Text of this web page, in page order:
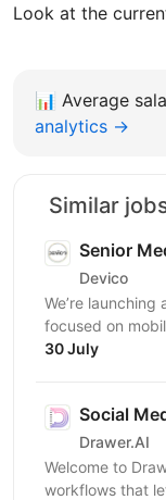
Look at the
📊 Average
analytics →
Similar
Senior
Devico
We’re
focused on
acquisition. Our
30 July
Social
Drawer.AI
Welcome to Drawer.AI! - What we
workflows that